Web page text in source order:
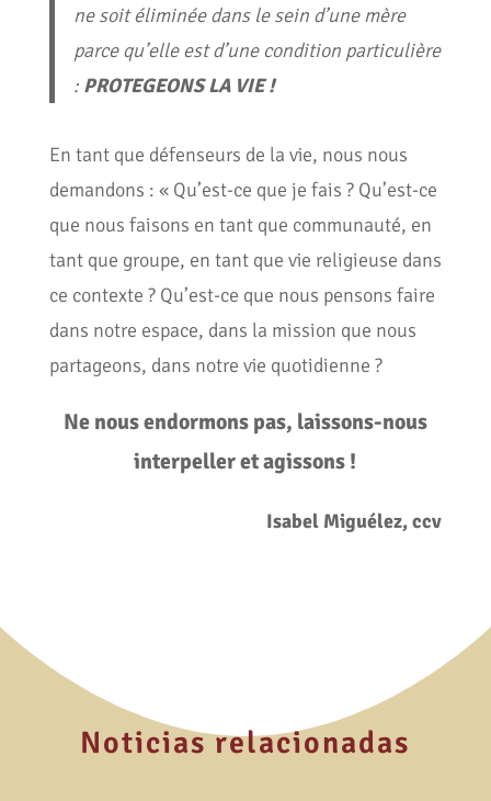
ne soit éliminée dans le sein d’une mère
parce qu’elle est d’une condition particulière
: PROTEGEONS LA VIE !
En tant que défenseurs de la vie, nous nous
demandons : « Qu’est-ce que je fais ? Qu’est-ce
que nous faisons en tant que communauté, en
tant que groupe, en tant que vie religieuse dans
ce contexte ? Qu’est-ce que nous pensons faire
dans notre espace, dans la mission que nous
partageons, dans notre vie quotidienne ?
Ne nous endormons pas, laissons-nous
interpeller et agissons !
Isabel Miguélez, ccv
Noticias relacionadas